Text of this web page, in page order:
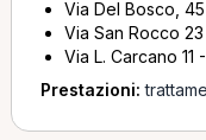
Via Del Bosco,
Via San Rocco
Via L. Carcano
Prestazioni: